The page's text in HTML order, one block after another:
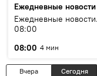
Ежедневные новости
Ежедневные
08:00
08:00 4 мин
Вчера Сегодня